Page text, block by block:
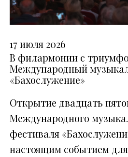
17 июля 2026
В филармонии с
Международный
«Бахослужение»
Открытие двадцать
Международного
фестиваля
настоящим событием